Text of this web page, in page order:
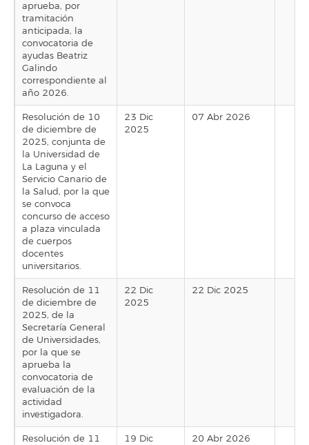
aprueba, por
tramitación
anticipada, la
convocatoria de
ayudas Beatriz
Galindo
correspondiente al
año 2026.
Resolución de 10
de diciembre de
2025, conjunta de
la Universidad de
La Laguna y el
Servicio Canario de
la Salud, por la que
se convoca
concurso de acceso
a plaza vinculada
de cuerpos
docentes
universitarios.
23 Dic
2025
07 Abr 2026
Resolución de 11
de diciembre de
2025, de la
Secretaría General
de Universidades,
por la que se
aprueba la
convocatoria de
evaluación de la
actividad
investigadora.
22 Dic
2025
22 Dic 2025
Resolución de 11
19 Dic
20 Abr 2026